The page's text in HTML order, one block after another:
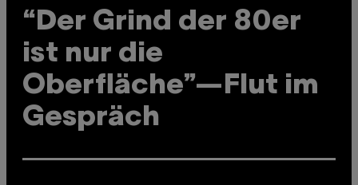
“Der Grind der 80er
ist nur die
Oberfläche”—Flut im
Gespräch